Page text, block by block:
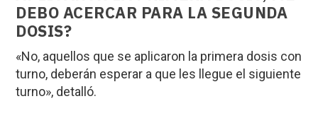
DEBO ACERCAR PARA LA SEGUNDA
DOSIS?
«No, aquellos que se aplicaron la primera dosis con
turno, deberán esperar a que les llegue el siguiente
turno», detalló.